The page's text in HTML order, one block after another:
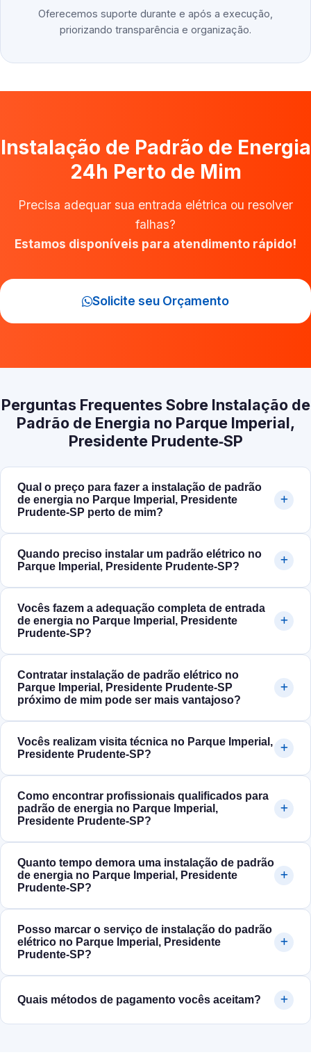
Oferecemos suporte durante e após a execução,
priorizando transparência e organização.
Instalação de Padrão de Energia
24h Perto de Mim
Precisa adequar sua entrada elétrica ou resolver
falhas?
Estamos disponíveis para atendimento rápido!
Solicite seu Orçamento
Perguntas Frequentes Sobre Instalação de
Padrão de Energia no Parque Imperial,
Presidente Prudente‑SP
Qual o preço para fazer a instalação de padrão
de energia no Parque Imperial, Presidente
Prudente‑SP perto de mim?
Quando preciso instalar um padrão elétrico no
Parque Imperial, Presidente Prudente‑SP?
Vocês fazem a adequação completa de entrada
de energia no Parque Imperial, Presidente
Prudente‑SP?
Contratar instalação de padrão elétrico no
Parque Imperial, Presidente Prudente‑SP
próximo de mim pode ser mais vantajoso?
Vocês realizam visita técnica no Parque Imperial,
Presidente Prudente‑SP?
Como encontrar profissionais qualificados para
padrão de energia no Parque Imperial,
Presidente Prudente‑SP?
Quanto tempo demora uma instalação de padrão
de energia no Parque Imperial, Presidente
Prudente‑SP?
Posso marcar o serviço de instalação do padrão
elétrico no Parque Imperial, Presidente
Prudente‑SP?
Quais métodos de pagamento vocês aceitam?